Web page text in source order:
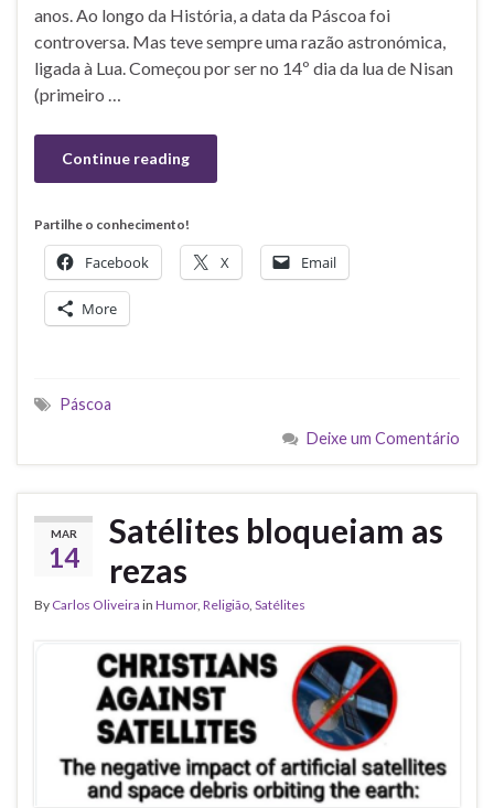
anos. Ao longo da História, a data da Páscoa foi
controversa. Mas teve sempre uma razão astronómica,
ligada à Lua. Começou por ser no 14º dia da lua de Nisan
(primeiro …
Continue reading
Partilhe o conhecimento!
Facebook X Email
More
Páscoa
Deixe um Comentário
MAR
14
Satélites bloqueiam as
rezas
By Carlos Oliveira in Humor, Religião Satélites